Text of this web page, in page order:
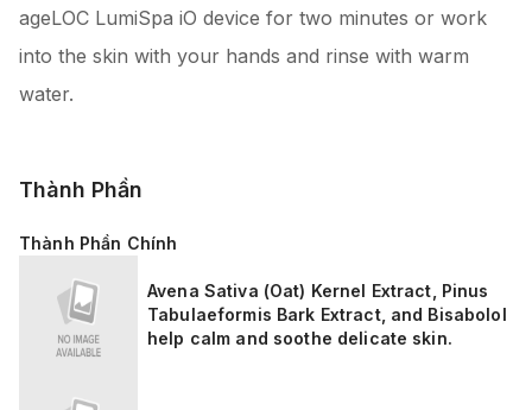
ageLOC LumiSpa iO device for two minutes or work
into the skin with your hands and rinse with warm
water.
Thành Phần
Thành Phần Chính
Avena Sativa (Oat) Kernel Extract, Pinus
Tabulaeformis Bark Extract, and Bisabolol
help calm and soothe delicate skin.